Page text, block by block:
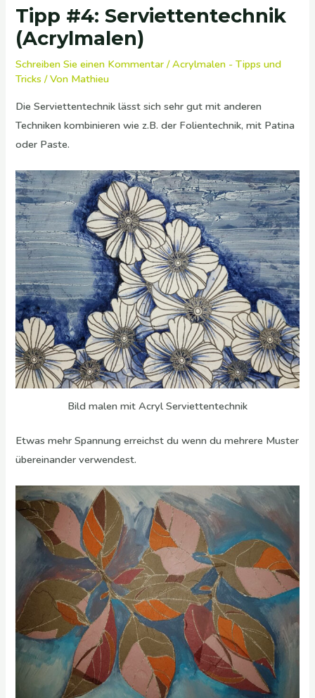
Tipp #4: Serviettentechnik
(Acrylmalen)
Schreiben Sie einen Kommentar /Acrylmalen - Tipps und
Tricks / Von Mathieu
DieServiettentechnik lässt sich sehr gut mit anderen
Techniken kombinieren wie z.B. der Folientechnik, mit Patina
oder Paste.
Bild malen mit Acryl Serviettentechnik
Etwas mehr Spannung erreichst du wenn du mehrere Muster
übereinander verwendest.